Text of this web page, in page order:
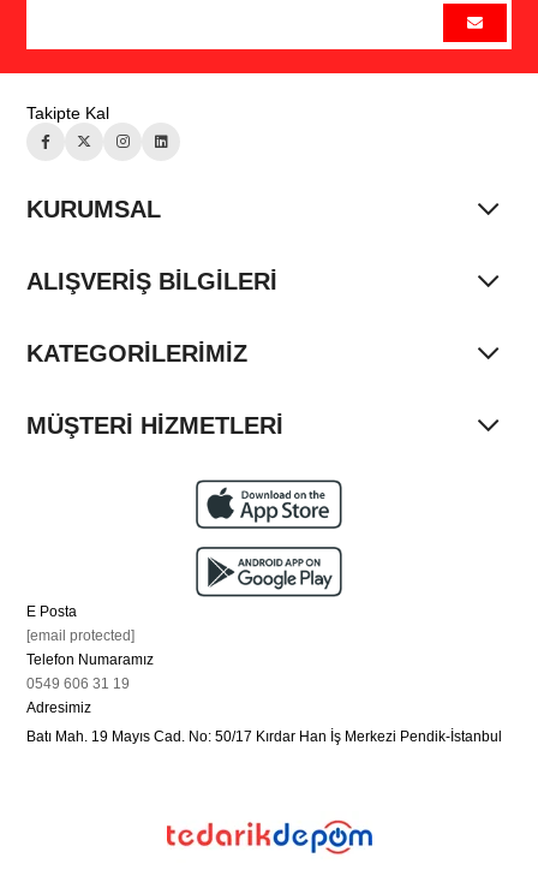
Takipte Kal
KURUMSAL
ALIŞVERİŞ BİLGİLERİ
KATEGORİLERİMİZ
MÜŞTERİ HİZMETLERİ
E Posta
[email protected]
Telefon Numaramız
0549 606 31 19
Adresimiz
Batı Mah. 19 Mayıs Cad. No: 50/17 Kırdar Han İş Merkezi Pendik-İstanbul